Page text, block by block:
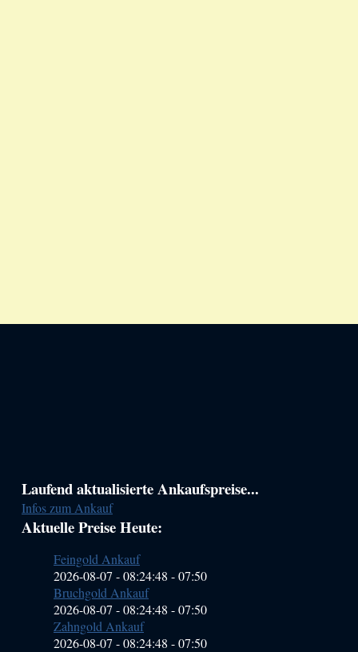
Haupt-
Sidebar
(Primary)
Laufend aktualisierte Ankaufspreise...
Infos zum Ankauf
Aktuelle Preise Heute:
Feingold Ankauf
2026-08-07 - 08:24:48 -07:50
Bruchgold Ankauf
2026-08-07 - 08:24:48 -07:50
Zahngold Ankauf
2026-08-07 - 08:24:48 -07:50